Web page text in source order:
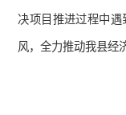
决项目推进过程中
风，全力推动我县经